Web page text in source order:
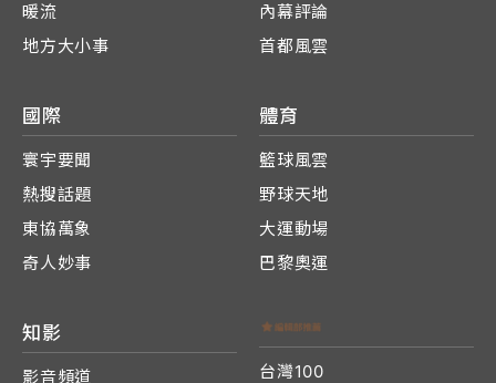
暖流
地方大小事
內幕評論
首都風雲
國際
寰宇要聞
熱搜話題
東協萬象
奇人妙事
體育
籃球風雲
野球天地
大運動場
巴黎奧運
知影
影音頻道
台灣100